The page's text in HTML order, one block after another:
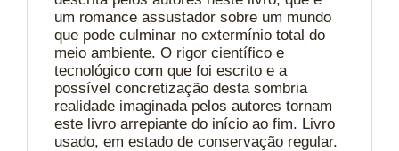
um romance assustador sobre um mundo
que pode culminar no extermínio total do
meio ambiente. O rigor científico e
tecnológico com que foi escrito e a
possível concretização desta sombria
realidade imaginada pelos autores tornam
este livro arrepiante do início ao fim. Livro
usado, em estado de conservação regular.